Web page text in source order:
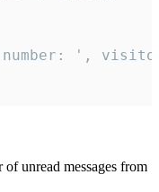
',
unread messages from